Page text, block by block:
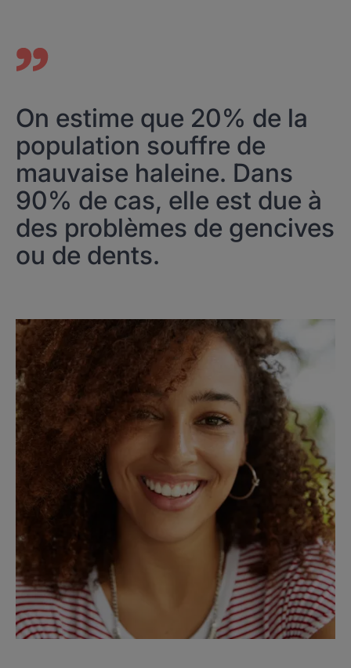
On estime que 20% de la
population souffre de
mauvaise haleine. Dans
90% de cas, elle est due à
des problèmes de gencives
ou de dents.